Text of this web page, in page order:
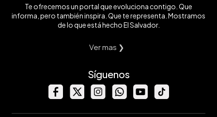
Te ofrecemos un portal que evoluciona contigo. Que
informa, pero también inspira. Que te representa. Mostramos
de lo que está hecho El Salvador.
Ver mas ❯
Síguenos